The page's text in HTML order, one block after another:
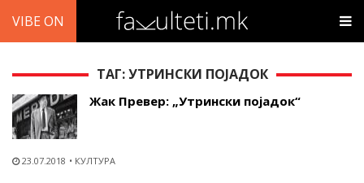
VIBE ON
ТАГ: УТРИНСКИ ПОЈАДОК
Жак Превер: „Утрински појадок“
23.07.2018 КУЛТУРА